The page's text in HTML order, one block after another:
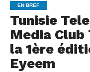
EN BREF
Tunisie
Media
la 1ère
Eyeem